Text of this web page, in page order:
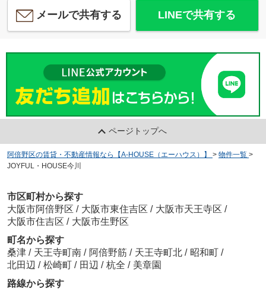
メールで共有する LINEで共有する
ページトップへ
阿倍野区の賃貸・不動産情報なら【A-HOUSE（エーハウス）】 > 物件一覧 >
JOYFUL・HOUSE今川
市区町村から探す
大阪市阿倍野区 / 大阪市東住吉区 / 大阪市天王寺区 /
大阪市住吉区 / 大阪市生野区
町名から探す
桑津 / 天王寺町南 / 阿倍野筋 / 天王寺町北 / 昭和町 /
北田辺 / 松崎町 / 田辺 / 杭全 / 美章園
路線から探す